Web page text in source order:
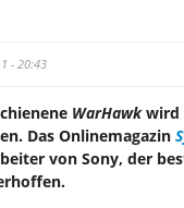
- 20:43
WarHawkwird
Das Onlinemagazin
von Sony, der